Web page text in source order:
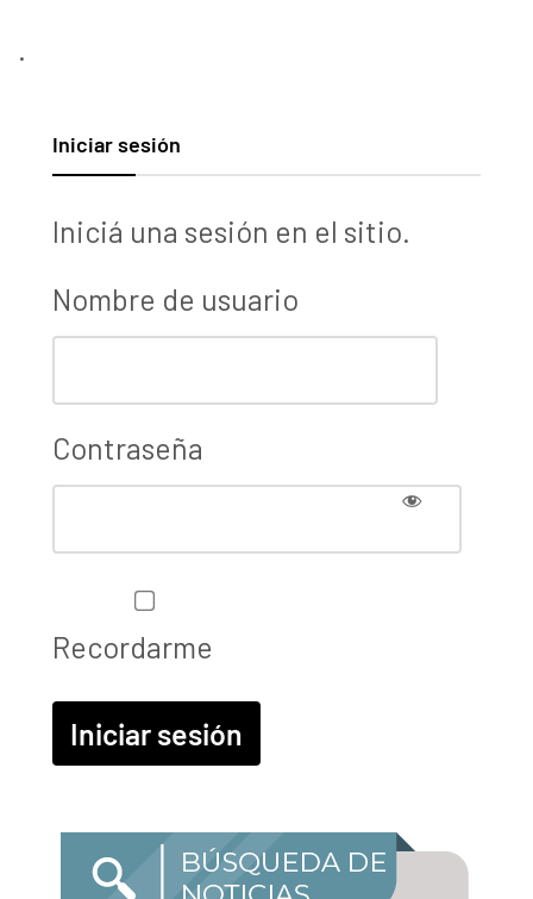
.
Iniciar sesión
Iniciá una sesión en el sitio.
Nombre de usuario
Contraseña
Recordarme